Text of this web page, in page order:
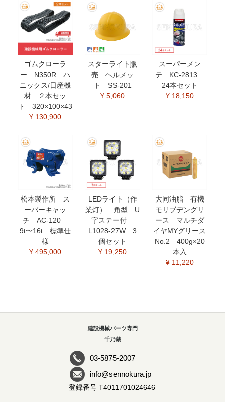
ゴムクローラ
ー N350R ハ
ニックス/日産機
材 ２本セッ
ト 320×100×43
¥ 130,900
スターライト販
売 ヘルメッ
ト SS-201
¥ 5,060
スーパーメン
テ KC-2813
24本セット
¥ 18,150
松本製作所 ス
ーパーキャッ
チ AC-120
9t〜16t 標準仕
様
¥ 495,000
LEDライト（作
業灯） 角型 U
字ステー付
L1028-27W 3
個セット
¥ 19,250
大同油脂 有機
モリブデングリ
ース マルチダ
イヤMYグリース
No.2 400g×20
本入
¥ 11,220
建設機械パーツ専門
千乃蔵
03-5875-2007
info@sennokura.jp
登録番号 T4011701024646